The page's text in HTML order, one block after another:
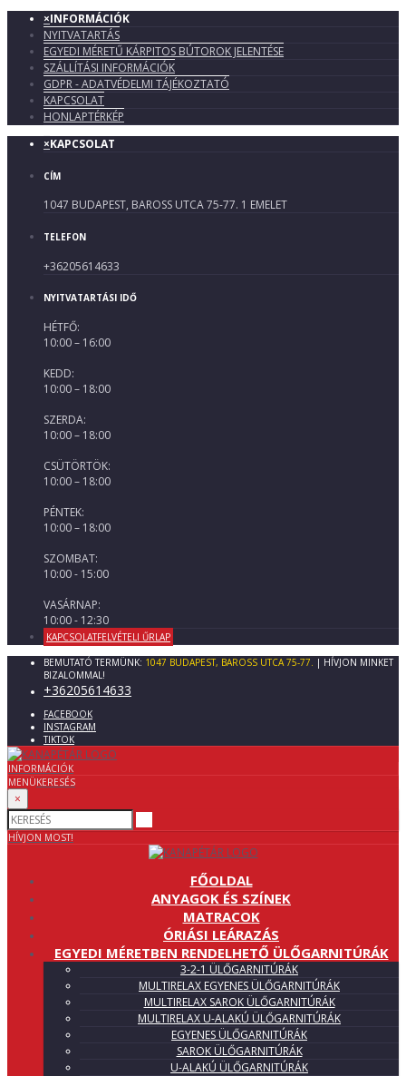
×INFORMÁCIÓK
NYITVATARTÁS
EGYEDI MÉRETŰ KÁRPITOS BÚTOROK JELENTÉSE
SZÁLLÍTÁSI INFORMÁCIÓK
GDPR - ADATVÉDELMI TÁJÉKOZTATÓ
KAPCSOLAT
HONLAPTÉRKÉP
×KAPCSOLAT
CÍM
1047 BUDAPEST, BAROSS UTCA 75-77. 1 EMELET
TELEFON
+36205614633
NYITVATARTÁSI IDŐ
HÉTFŐ:
10:00 – 16:00
KEDD:
10:00 – 18:00
SZERDA:
10:00 – 18:00
CSÜTÖRTÖK:
10:00 – 18:00
PÉNTEK:
10:00 – 18:00
SZOMBAT:
10:00 - 15:00
VASÁRNAP:
10:00 - 12:30
KAPCSOLATFELVÉTELI ŰRLAP
BEMUTATÓ TERMÜNK: 1047 BUDAPEST, BAROSS UTCA 75-77.
| HÍVJON MINKET
BIZALOMMAL!
+36205614633
FACEBOOK
INSTAGRAM
TIKTOK
INFORMÁCIÓK
MENÜKERESÉS
×
HÍVJON MOST!
FŐOLDAL
ANYAGOK ÉS SZÍNEK
MATRACOK
ÓRIÁSI LEÁRAZÁS
EGYEDI MÉRETBEN RENDELHETŐ ÜLŐGARNITÚRÁK
3-2-1 ÜLŐGARNITÚRÁK
MULTIRELAX EGYENES ÜLŐGARNITÚRÁK
MULTIRELAX SAROK ÜLŐGARNITÚRÁK
MULTIRELAX U-ALAKÚ ÜLŐGARNITÚRÁK
EGYENES ÜLŐGARNITÚRÁK
SAROK ÜLŐGARNITÚRÁK
U-ALAKÚ ÜLŐGARNITÚRÁK